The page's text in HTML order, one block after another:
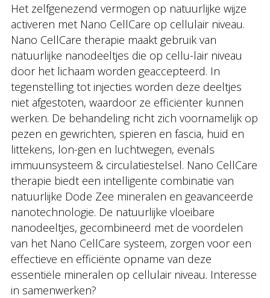
Het zelfgenezend vermogen op natuurlijke wijze
activeren met Nano CellCare op cellulair niveau.
Nano CellCare therapie maakt gebruik van
natuurlijke nanodeeltjes die op cellu-lair niveau
door het lichaam worden geaccepteerd. In
tegenstelling tot injecties worden deze deeltjes
niet afgestoten, waardoor ze efficiënter kunnen
werken. De behandeling richt zich voornamelijk op
pezen en gewrichten, spieren en fascia, huid en
littekens, lon-gen en luchtwegen, evenals
immuunsysteem & circulatiestelsel. Nano CellCare
therapie biedt een intelligente combinatie van
natuurlijke Dode Zee mineralen en geavanceerde
nanotechnologie. De natuurlijke vloeibare
nanodeeltjes, gecombineerd met de voordelen
van het Nano CellCare systeem, zorgen voor een
effectieve en efficiënte opname van deze
essentiële mineralen op cellulair niveau. Interesse
in samenwerken?